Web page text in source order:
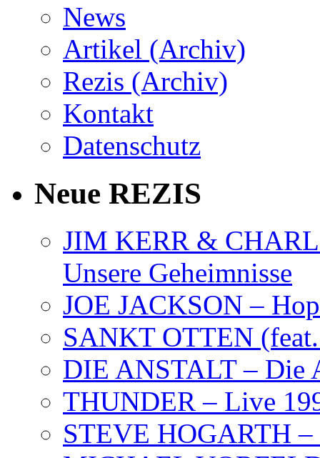
News
Artikel (Archiv)
Rezis (Archiv)
Kontakt
Datenschutz
Neue REZIS
JIM KERR &
Unsere Geheimnisse
JOE JACKSON –
SANKT OTTEN
DIE ANSTALT – Die
THUNDER – Live
STEVE HOGARTH –